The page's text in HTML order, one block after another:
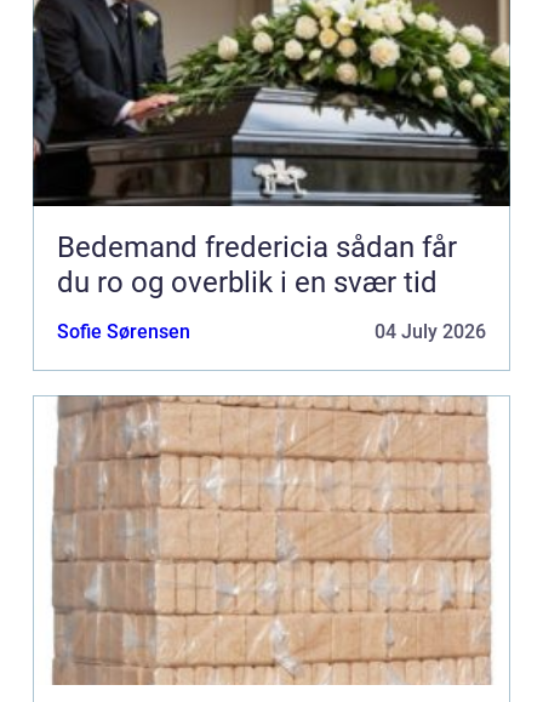
Bedemand fredericia sådan får
du ro og overblik i en svær tid
Sofie Sørensen 04 July 2026